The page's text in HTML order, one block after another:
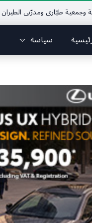
طيّاري ومدرّبي الطيران الشراعي
سياسة